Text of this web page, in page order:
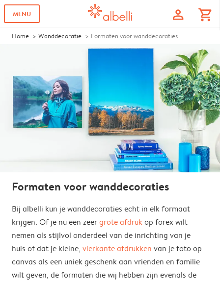
MENU profile shopping_cart
Home Wanddecoratie Formaten voor wanddecoraties
Formaten voor wanddecoraties
Bij albelli kun je wanddecoraties echt in elk formaat
krijgen. Of je nu een zeergrote afdrukop forex wilt
nemen als stijlvol onderdeel van de inrichting van je
huis of dat je kleine, vierkante afdrukken van je foto op
canvas als een uniek geschenk aan vrienden en familie
wilt geven, de formaten die wij hebben zijn evenals de